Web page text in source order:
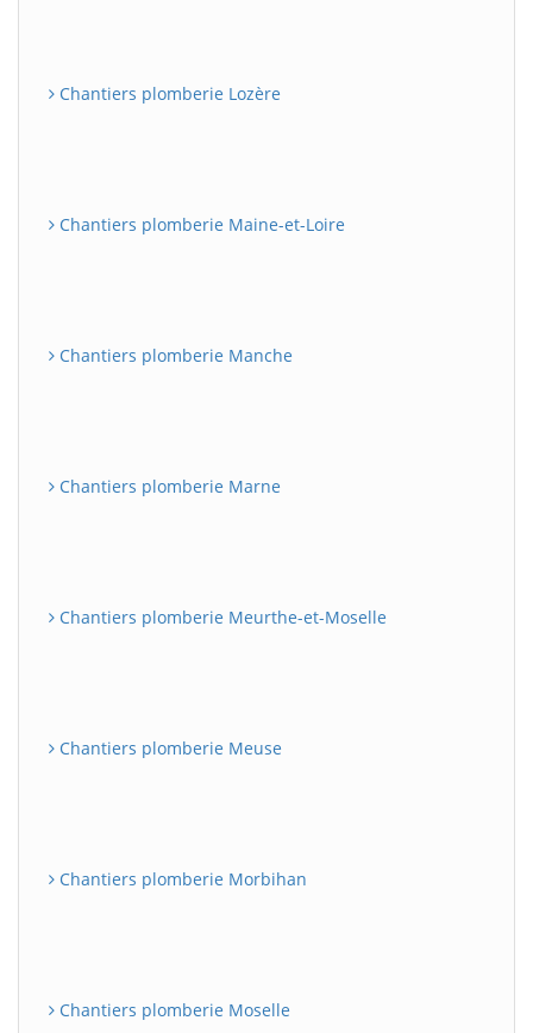
Chantiers plomberie Lozère
Chantiers plomberie Maine-et-Loire
Chantiers plomberie Manche
Chantiers plomberie Marne
Chantiers plomberie Meurthe-et-Moselle
Chantiers plomberie Meuse
Chantiers plomberie Morbihan
Chantiers plomberie Moselle